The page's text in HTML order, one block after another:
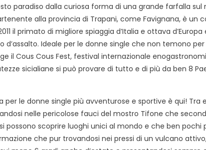
paradiso dalla curiosa forma di una grande farfalla sul
alla provincia di Trapani, come Favignana, è un
il primato di migliore spiaggia d’Italia e ottava
d’assalto. Ideale per le donne single che non temono
il Cous Cous Fest, festival internazionale
sicialiane si può provare di tutto e di più da ben 8
per le donne single più avventurose e sportive è qui! Tra
nelle pericolose fauci del mostro Tifone che
possono scoprire luoghi unici al mondo e che ben pochi
che pur trovandosi nei pressi di un vulcano